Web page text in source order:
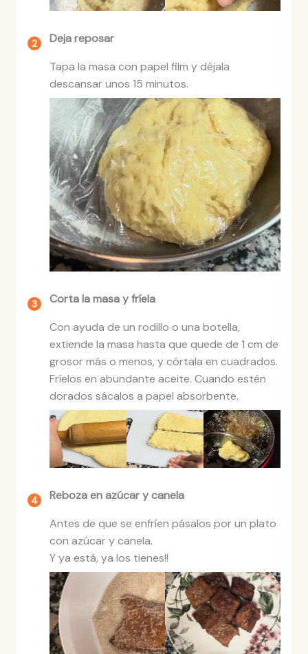
Deja reposar
Tapa la masa con papel film y déjala
descansar unos 15 minutos.
Corta la masa y fríela
Con ayuda de un rodillo o una botella,
extiende la masa hasta que quede de 1 cm de
grosor más o menos, y córtala en cuadrados.
Fríelos en abundante aceite. Cuando estén
dorados sácalos a papel absorbente.
Reboza en azúcar y canela
Antes de que se enfríen pásalos por un plato
con azúcar y canela.
Y ya está, ya los tienes!!